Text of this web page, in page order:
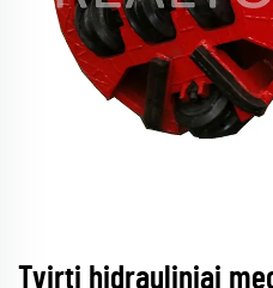
Tvirti hidrauliniai